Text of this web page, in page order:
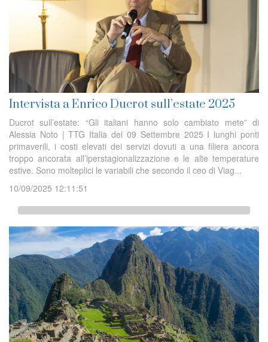
Intervista a Enrico Ducrot sull’estate 2025
Ducrot sull’estate: “Gli italiani hanno solo cambiato mete” di
Alessia Noto | TTG Italia del 09 Settembre 2025 I lunghi ponti
primaverili, i costi elevati dei servizi dovuti a una filiera ancora
troppo ancorata all’iperstagionalizzazione e le alte temperature
estive. Sono molteplici le variabili che secondo il ceo di Viag...
10/09/2025 12:11:51